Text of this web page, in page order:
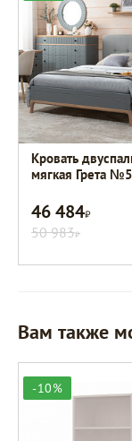
Кровать
мягкая Грета №5
46 484Р
50 983Р
Вам также
-10%